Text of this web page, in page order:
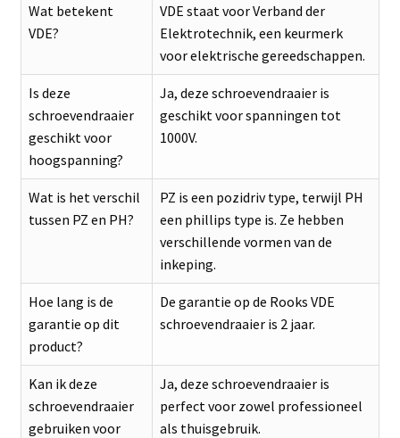
Wat betekent
VDE?
VDE staat voor Verband der
Elektrotechnik, een keurmerk
voor elektrische gereedschappen.
Is deze
schroevendraaier
geschikt voor
hoogspanning?
Ja, deze schroevendraaier is
geschikt voor spanningen tot
1000V.
Wat is het verschil
tussen PZ en PH?
PZ is een pozidriv type, terwijl PH
een phillips type is. Ze hebben
verschillende vormen van de
inkeping.
Hoe lang is de
garantie op dit
product?
De garantie op de Rooks VDE
schroevendraaier is 2 jaar.
Kan ik deze
schroevendraaier
gebruiken voor
Ja, deze schroevendraaier is
perfect voor zowel professioneel
als thuisgebruik.